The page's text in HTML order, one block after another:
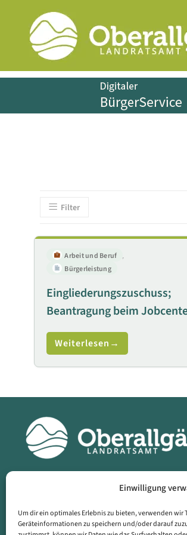
Einwilligung
Um dir ein optimales Erlebnis zu bieten, verwenden wir
Geräteinformationen zu speichern und/oder darauf
Filter
Arbeit und Beruf
,
Bürgerleistung
Eingliederungszuschuss;
Beantragung beim
Weiterlesen
Oberallgäu